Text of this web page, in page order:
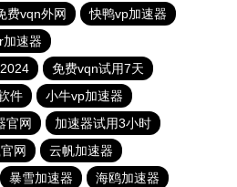
费vqn外网
快鸭vp加速器
速器
免费vqn试用7天
件
小牛vp加速器
官网
加速器试用3小时
网
云帆加速器
暴雪加速器 海鸥加速器